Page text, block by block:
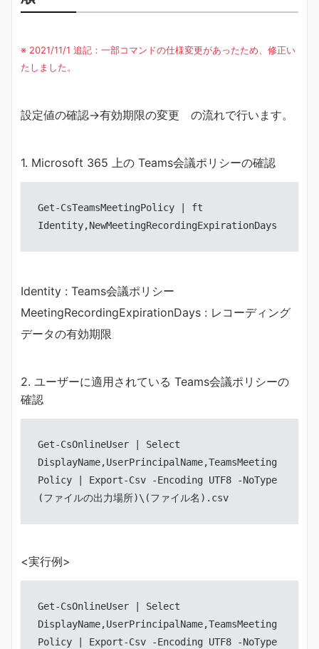
※ 2021/11/1 追記：一部コマンドの仕様変更があったため、修正い
たしました。
設定値の確認→有効期限の変更 の流れで行います。
1. Microsoft 365 上の Teams会議ポリシーの確認
Get-CsTeamsMeetingPolicy | ft
Identity,NewMeetingRecordingExpirationDays
Identity : Teams会議ポリシー
MeetingRecordingExpirationDays : レコーディング
データの有効期限
2. ユーザーに適用されている Teams会議ポリシーの
確認
Get-CsOnlineUser | Select
DisplayName,UserPrincipalName,TeamsMeeting
Policy | Export-Csv -Encoding UTF8 -NoType
(ファイルの出力場所)\(ファイル名).csv
<実行例>
Get-CsOnlineUser | Select
DisplayName,UserPrincipalName,TeamsMeeting
Policy | Export-Csv -Encoding UTF8 -NoType